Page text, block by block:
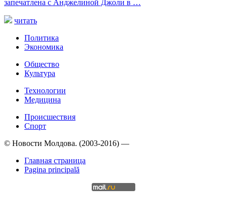
запечатлена с Анджелиной Джоли в …
читать
Политика
Экономика
Общество
Культура
Технологии
Медицина
Происшествия
Спорт
© Новости Молдова. (2003-2016) —
Главная страница
Pagina principală